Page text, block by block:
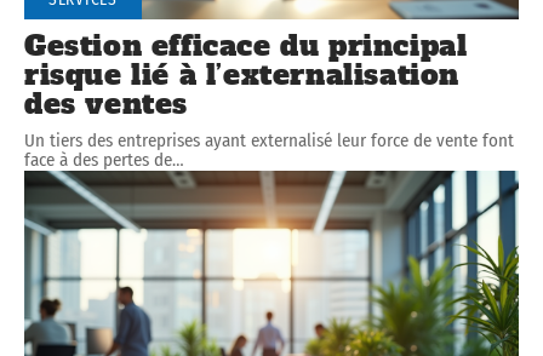
Gestion efficace du principal
risque lié à l’externalisation
des ventes
Un tiers des entreprises ayant externalisé leur force de vente font
face à des pertes de…